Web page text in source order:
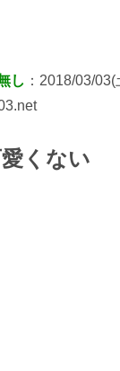
し ：2018/03/
くない